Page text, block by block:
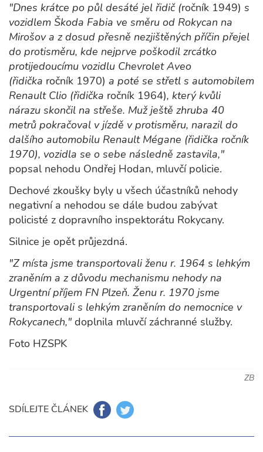
"Dnes krátce po půl desáté jel řidič (ročník 1949) s
vozidlem Škoda Fabia ve směru od Rokycan na
Mirošov a z dosud přesně nezjištěných příčin přejel
do protisměru, kde nejprve poškodil zrcátko
protijedoucímu vozidlu Chevrolet Aveo
(řidička ročník 1970) a poté se střetl s automobilem
Renault Clio (řidička ročník 1964), který kvůli
nárazu skončil na střeše. Muž ještě zhruba 40
metrů pokračoval v jízdě v protisměru, narazil do
dalšího automobilu Renault Mégane (řidička ročník
1970), vozidla se o sebe následně zastavila,"
popsal nehodu Ondřej Hodan, mluvčí policie.
Dechové zkoušky byly u všech účastníků nehody
negativní a nehodou se dále budou zabývat
policisté z dopravního inspektorátu Rokycany.
Silnice je opět průjezdná.
"Z místa jsme transportovali ženu r. 1964 s lehkým
zraněním a z důvodu mechanismu nehody na
Urgentní příjem FN Plzeň. Ženu r. 1970 jsme
transportovali s lehkým zraněním do nemocnice v
Rokycanech," doplnila mluvčí záchranné služby.
Foto HZSPK
ZB
SDÍLEJTE ČLÁNEK